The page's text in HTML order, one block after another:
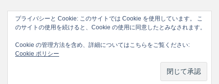
プライバシーと Cookie: このサイトでは Cookie を使用しています。 こ
のサイトの使用を続けると、Cookie の使用に同意したとみなされます。
Cookie の管理方法を含め、詳細についてはこちらをご覧ください:
Cookie ポリシー